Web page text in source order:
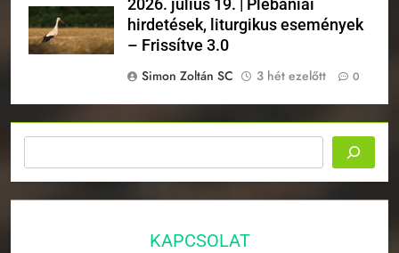
2026. július 19. | Plébániai
hirdetések, liturgikus események
– Frissítve 3.0
Simon Zoltán SC
3 hét ezelőtt 0
KAPCSOLAT